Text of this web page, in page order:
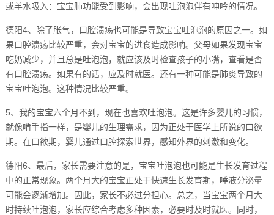
或羊水吸入：宝宝肺功能受到影响，会出现吐泡泡伴有呻吟的情况。
德阳4、除了胀气，口腔溃疡也可能是导致宝宝吐泡泡的原因之一。如
果口腔溃疡比较严重，会对宝宝的进食造成影响。父母如果发现宝宝
吃奶减少，并且总是吐泡泡，就应该及时检查孩子的小嘴，查看是否
有口腔溃疡。如果有的话，应及时就医。还有一种可能是肺炎导致的
宝宝吐泡泡。这种情况比较严重。
5、我的宝宝六个月不到，现在也喜欢吐泡泡。这是许多婴儿的习惯，
就像啃手指一样，是婴儿的生理需求，因为正处于医学上所说的口欲
期。在口欲期，婴儿通过口腔探索世界，感知外界的刺激和变化。
德阳6、最后，家长需要注意的是，宝宝吐泡泡也可能是生长发育过程
中的正常现象。两个月大的宝宝正处于快速生长发育期，唾液分泌量
可能会逐渐增加。因此，家长不必过分担心。总之，当宝宝两个月大
时持续吐泡泡，家长应综合考虑多种因素，必要时及时就医。同时，